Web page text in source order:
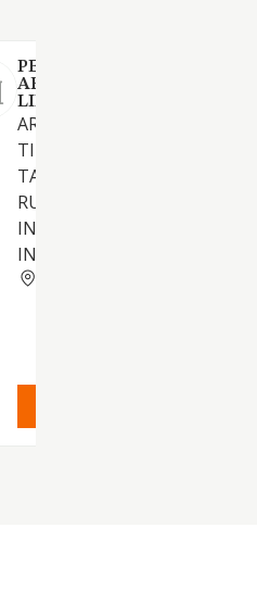
PEDRO CANTUDO
ARRENDAMIENTOS
LIMITADA.
ARRENDAMIENTOS DE
TIPO DE BIENES
TANTO URBANOS COMO
RUSTICOS. COMPRAVENTA
INMUEBLES. PROMOCION
INMOBILIARIA.